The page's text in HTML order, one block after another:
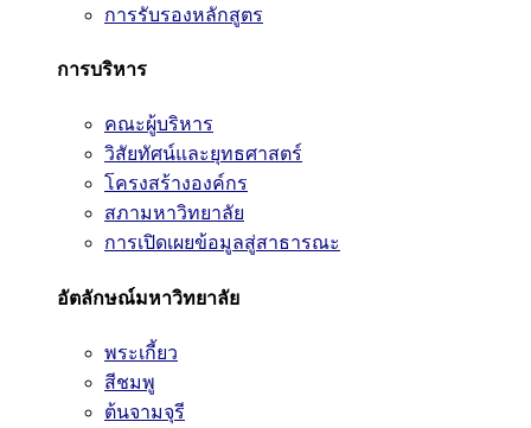
การรับรองหลักสูตร
การบริหาร
คณะผู้บริหาร
วิสัยทัศน์และยุทธศาสตร์
โครงสร้างองค์กร
สภามหาวิทยาลัย
การเปิดเผยข้อมูลสู่สาธารณะ
อัตลักษณ์มหาวิทยาลัย
พระเกี้ยว
สีชมพู
ต้นจามจุรี